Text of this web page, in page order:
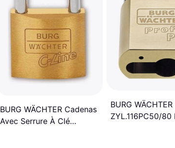
BURG WÄCHTER Cadenas
Avec Serrure À Clé
BURG WÄCHTER
ZYL.116PC50/80